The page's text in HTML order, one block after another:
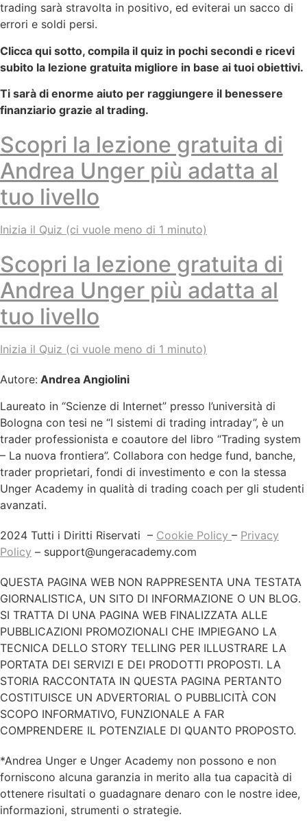
trading sarà stravolta in positivo, ed eviterai un sacco di
errori e soldi persi.
Clicca qui sotto, compila il quiz in pochi secondi e ricevi
subito la lezione gratuita migliore in base ai tuoi obiettivi.
Ti sarà di enorme aiuto per raggiungere il benessere
finanziario grazie al trading.
Scopri la lezione gratuita di
Andrea Unger più adatta al
tuo livello
Inizia il Quiz (ci vuole meno di 1 minuto)
Scopri la lezione gratuita di
Andrea Unger più adatta al
tuo livello
Inizia il Quiz (ci vuole meno di 1 minuto)
Autore: Andrea Angiolini
Laureato in “Scienze di Internet” presso l’università di
Bologna con tesi ne “I sistemi di trading intraday”, è un
trader professionista e coautore del libro “Trading system
– La nuova frontiera”. Collabora con hedge fund, banche,
trader proprietari, fondi di investimento e con la stessa
Unger Academy in qualità di trading coach per gli studenti
avanzati.
2024 Tutti i Diritti Riservati – Cookie Policy – Privacy
Policy – support@ungeracademy.com
QUESTA PAGINA WEB NON RAPPRESENTA UNA TESTATA
GIORNALISTICA, UN SITO DI INFORMAZIONE O UN BLOG.
SI TRATTA DI UNA PAGINA WEB FINALIZZATA ALLE
PUBBLICAZIONI PROMOZIONALI CHE IMPIEGANO LA
TECNICA DELLO STORY TELLING PER ILLUSTRARE LA
PORTATA DEI SERVIZI E DEI PRODOTTI PROPOSTI. LA
STORIA RACCONTATA IN QUESTA PAGINA PERTANTO
COSTITUISCE UN ADVERTORIAL O PUBBLICITÀ CON
SCOPO INFORMATIVO, FUNZIONALE A FAR
COMPRENDERE IL POTENZIALE DI QUANTO PROPOSTO.
*Andrea Unger e Unger Academy non possono e non
forniscono alcuna garanzia in merito alla tua capacità di
ottenere risultati o guadagnare denaro con le nostre idee,
informazioni, strumenti o strategie.